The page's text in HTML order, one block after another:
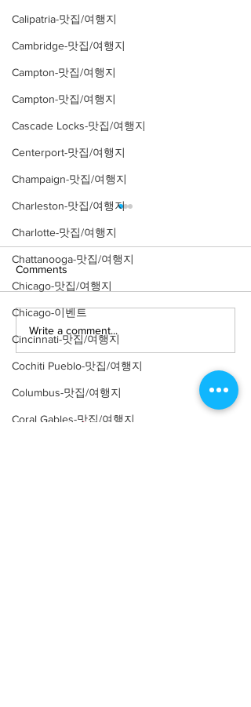
Calipatria-맛집/여행지
Cambridge-맛집/여행지
Campton-맛집/여행지
Campton-맛집/여행지
Cascade Locks-맛집/여행지
Centerport-맛집/여행지
Champaign-맛집/여행지
Charleston-맛집/여행지
Charlotte-맛집/여행지
Chattanooga-맛집/여행지
Chicago-맛집/여행지
Chicago-이벤트
Cincinnati-맛집/여행지
Cochiti Pueblo-맛집/여행지
Columbus-맛집/여행지
Coral Gables-맛집/여행지
[맛집/뉴욕 East Village/스
시 오마카세] Thirteen
Water
Comments
Write a comment...